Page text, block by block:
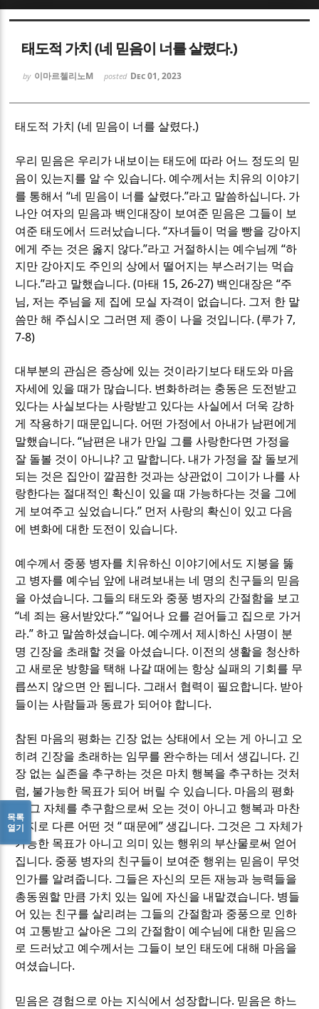
태도적 가치 (네 믿음이 너를 살렸다.)
by 이마르첼리노M posted Dec 01, 2023
태도적 가치(네 믿음이 너를 살렸다.)
우리 믿음은 우리가 내보이는 태도에 따라 어느 정도의 믿
음이 있는지를 알 수 있습니다. 예수께서는 치유의 이야기
를 통해서“네 믿음이 너를 살렸다.”라고 말씀하십니다. 가
나안 여자의 믿음과 백인대장이 보여준 믿음은 그들이 보
여준 태도에서 드러났습니다. “자녀들이 먹을 빵을 강아지
에게 주는 것은 옳지 않다.”라고 거절하시는 예수님께“하
지만 강아지도 주인의 상에서 떨어지는 부스러기는 먹습
니다.”라고 말했습니다. (마태 15, 26-27) 백인대장은“주
님, 저는 주님을 제 집에 모실 자격이 없습니다. 그저 한 말
씀만 해 주십시오 그러면 제 종이 나을 것입니다. (루가7,
7-8)
대부분의 관심은 증상에 있는 것이라기보다 태도와 마음
자세에 있을 때가 많습니다. 변화하려는 충동은 도전받고
있다는 사실보다는 사랑받고 있다는 사실에서 더욱 강하
게 작용하기 때문입니다. 어떤 가정에서 아내가 남편에게
말했습니다. “남편은 내가 만일 그를 사랑한다면 가정을
잘 돌볼 것이 아니냐? 고 말합니다. 내가 가정을 잘 돌보게
되는 것은 집안이 깔끔한 것과는 상관없이 그이가 나를 사
랑한다는 절대적인 확신이 있을 때 가능하다는 것을 그에
게 보여주고 싶었습니다.” 먼저 사랑의 확신이 있고 다음
에 변화에 대한 도전이 있습니다.
예수께서 중풍 병자를 치유하신 이야기에서도 지붕을 뚫
고 병자를 예수님 앞에 내려보내는 네 명의 친구들의 믿음
을 아셨습니다. 그들의 태도와 중풍 병자의 간절함을 보고
“네 죄는 용서받았다.” “일어나 요를 걷어들고 집으로 가거
라.”하고 말씀하셨습니다. 예수께서 제시하신 사명이 분
명 긴장을 초래할 것을 아셨습니다. 이전의 생활을 청산하
고 새로운 방향을 택해 나갈 때에는 항상 실패의 기회를 무
릅쓰지 않으면 안 됩니다. 그래서 협력이 필요합니다. 받아
들이는 사람들과 동료가 되어야 합니다.
참된 마음의 평화는 긴장 없는 상태에서 오는 게 아니고 오
히려 긴장을 초래하는 임무를 완수하는 데서 생깁니다. 긴
장 없는 실존을 추구하는 것은 마치 행복을 추구하는 것처
럼, 불가능한 목표가 되어 버릴 수 있습니다. 마음의 평화
는 그 자체를 추구함으로써 오는 것이 아니고 행복과 마찬
가지로 다른 어떤 것“때문에”생깁니다. 그것은 그 자체가
가능한 목표가 아니고 의미 있는 행위의 부산물로써 얻어
집니다. 중풍 병자의 친구들이 보여준 행위는 믿음이 무엇
인가를 알려줍니다. 그들은 자신의 모든 재능과 능력들을
총동원할 만큼 가치 있는 일에 자신을 내맡겼습니다. 병들
어 있는 친구를 살리려는 그들의 간절함과 중풍으로 인하
여 고통받고 살아온 그의 간절함이 예수님에 대한 믿음으
로 드러났고 예수께서는 그들이 보인 태도에 대해 마음을
여셨습니다.
믿음은 경험으로 아는 지식에서 성장합니다. 믿음은 하느
목록
열기
Sketchbook5, 스케치북5
Sketchbook5, 스케치북5
Sketchbook5, 스케치북5
Sketchbook5, 스케치북5